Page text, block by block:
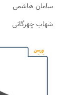
سامان هاشمی
شهاب چهرگانی